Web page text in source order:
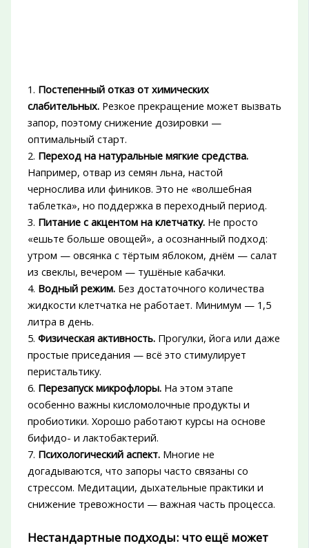
1. Постепенный отказ от химических
слабительных.Резкое прекращение может вызвать
запор, поэтому снижение дозировки —
оптимальный старт.
2. Переход на натуральные мягкие средства.
Например, отвар из семян льна, настой
чернослива или фиников. Это не «волшебная
таблетка», но поддержка в переходный период.
3. Питание с акцентом на клетчатку.Не просто
«ешьте больше овощей», а осознанный подход:
утром — овсянка с тёртым яблоком, днём — салат
из свеклы, вечером — тушёные кабачки.
4. Водный режим.Без достаточного количества
жидкости клетчатка не работает. Минимум — 1,5
литра в день.
5. Физическая активность.Прогулки, йога или даже
простые приседания — всё это стимулирует
перистальтику.
6. Перезапуск микрофлоры.На этом этапе
особенно важны кисломолочные продукты и
пробиотики. Хорошо работают курсы на основе
бифидо- и лактобактерий.
7. Психологический аспект.Многие не
догадываются, что запоры часто связаны со
стрессом. Медитации, дыхательные практики и
снижение тревожности — важная часть процесса.
Нестандартные подходы: что ещё может